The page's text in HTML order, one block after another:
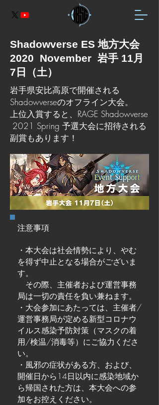
Shadowverse ES 地方大会
2020 November 岩手 11月
7日（土）
岩手県安比高原で開催される
Shadowverseのオフライン大会。
上位入賞すると、RAGE Shadowverse
2021 Spring 予選大会に招待される
副賞もあります！
注意事項
・本大会は社会情勢により、やむ
を得ず中止となる場合がございま
す。
その際、主催者および運営事務
局は一切の責任を負い兼ねます。
・大会参加にあたっては、主催者/
運営事務局が定める新型コロナウ
イルス感染予防対策（マスクの着
用/検温/消毒等）にご協力くださ
い。
・風邪の症状がある方、および、
開催日から14日以内に感染地域か
ら帰国された方は、本大会への参
加をお控えください。